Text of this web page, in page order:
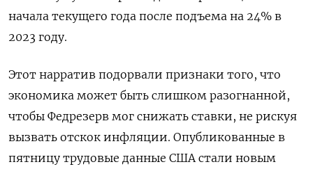
начала текущего года после подъема на 24% в
2023 году.
Этот нарратив подорвали признаки того, что
экономика может быть слишком разогнанной,
чтобы Федрезерв мог снижать ставки, не рискуя
вызвать отскок инфляции. Опубликованные в
пятницу трудовые данные США стали новым